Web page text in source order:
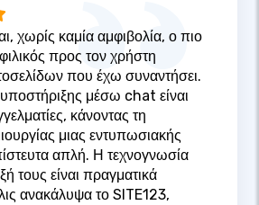
χωρίς καμία αμφιβολία, ο πιο
προς τον χρήστη
που έχω συναντήσει.
υποστήριξης μέσω chat είναι
κάνοντας τη
μιας εντυπωσιακής
απλή. Η τεχνογνωσία
τους είναι πραγματικά
ανακάλυψα το SITE123,